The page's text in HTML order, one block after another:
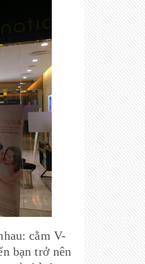
cằm V-
bạn trở nên